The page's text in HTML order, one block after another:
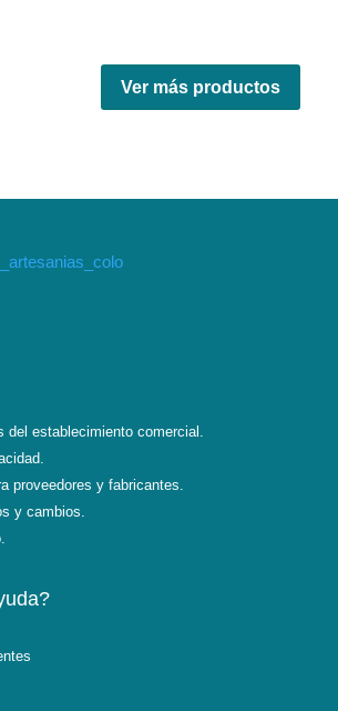
Ver más productos
del establecimiento comercial.
proveedores y fabricantes.
y cambios.